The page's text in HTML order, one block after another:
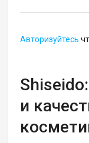
Авторизуйтесь
и